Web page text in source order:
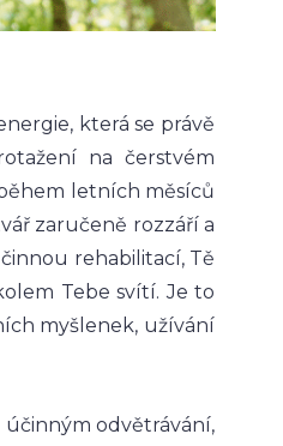
která se právě
na čerstvém
letních měsíců
zaručeně rozzáří a
rehabilitací, Tě
Tebe svítí. Je to
myšlenek, užívání
účinným odvětrávání,